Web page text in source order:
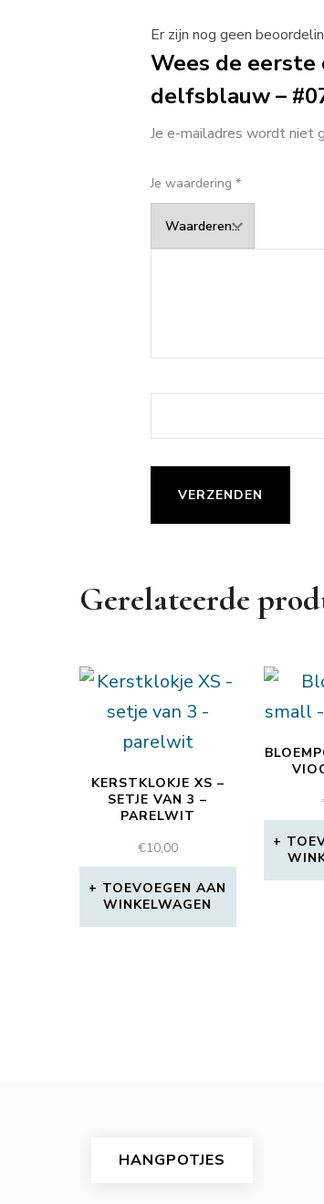
Er zijn nog geen
Wees de
delfsblauw –
Je e-mailadres wordt niet
Je waardering *
Gerelateerde
KERSTKLOKJE XS –
SETJE VAN 3 –
PARELWIT
€10,00
TOEVOEGEN AAN
WINKELWAGEN
HANGPOTJES